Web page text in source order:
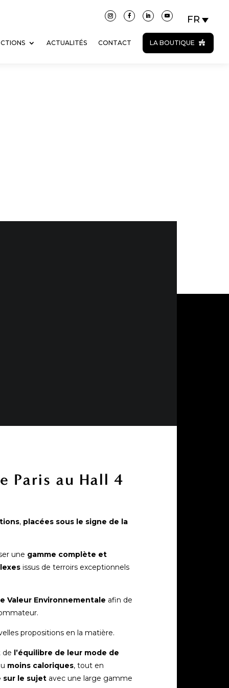
ACTUALITÉS CONTACT LA BOUTIQUE
Paris au Hall 4
, placées sous le signe de la
une gamme complète et
issus de terroirs exceptionnels
Valeur Environnementale afin de
propositions en la matière.
l’équilibre de leur mode de
moins caloriques, tout en
sur le sujet avec une large gamme